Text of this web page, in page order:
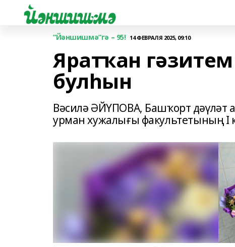
“Йәншишмә”гә – 95! 14 ФЕВРАЛЯ 2025, 09:10
Яратҡан
булһын
Вәсилә ӘЙҮПОВА, Башҡорт дәүләт
урман хужалығы факультетының I